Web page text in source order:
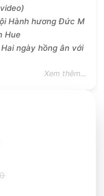
Hành hương Đức M
Hue
ngày hồng ân với
Xem thêm...